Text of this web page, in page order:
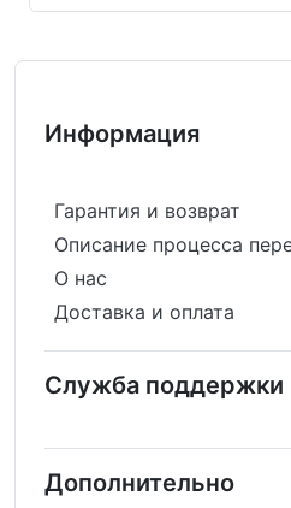
Информация
Гарантия и возврат
Описание процесса
О нас
Доставка и оплата
Служба поддержки
Дополнительно